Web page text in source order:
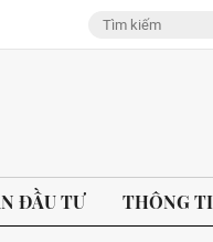
ĐẦU TƯ THÔNG